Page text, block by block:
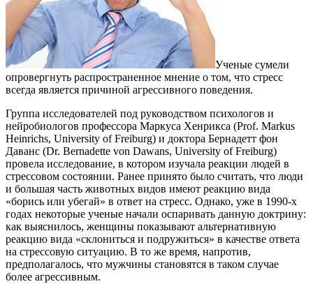
Ученые сумели
опровергнуть распространенное мнение о том, что стресс
всегда является причиной агрессивного поведения.
Группа исследователей под руководством психологов и
нейробиологов профессора Маркуса Хенрикса (Prof. Markus
Heinrichs, University of Freiburg) и доктора Бернадетт фон
Даванс (Dr. Bernadette von Dawans, University of Freiburg)
провела исследование, в котором изучала реакции людей в
стрессовом состоянии. Ранее принято было считать, что люди
и большая часть животных видов имеют реакцию вида
«борись или убегай» в ответ на стресс. Однако, уже в 1990-х
годах некоторые ученые начали оспаривать данную доктрину:
как выяснилось, женщины показывают альтернативную
реакцию вида «склониться и подружиться» в качестве ответа
на стрессовую ситуацию. В то же время, напротив,
предполагалось, что мужчины становятся в таком случае
более агрессивным.